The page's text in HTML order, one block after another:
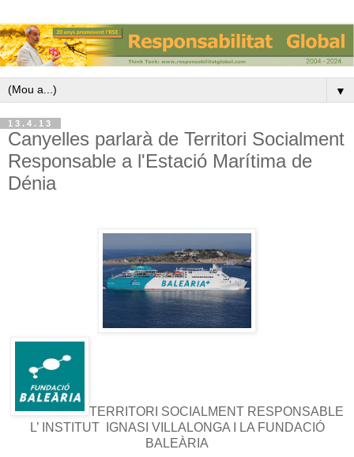
▼
13.4.13
Canyelles parlarà de Territori Socialment
Responsable a l'Estació Marítima de
Dénia
TERRITORI SOCIALMENT RESPONSABLE
L’ INSTITUT IGNASI VILLALONGA I LA FUNDACIÓ
BALEÀRIA